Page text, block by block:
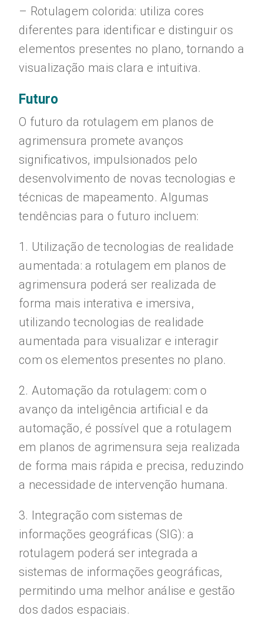
– Rotulagem colorida: utiliza cores
diferentes para identificar e distinguir os
elementos presentes no plano, tornando a
visualização mais clara e intuitiva.
Futuro
O futuro da rotulagem em planos de
agrimensura promete avanços
significativos, impulsionados pelo
desenvolvimento de novas tecnologias e
técnicas de mapeamento. Algumas
tendências para o futuro incluem:
1. Utilização de tecnologias de realidade
aumentada: a rotulagem em planos de
agrimensura poderá ser realizada de
forma mais interativa e imersiva,
utilizando tecnologias de realidade
aumentada para visualizar e interagir
com os elementos presentes no plano.
2. Automação da rotulagem: com o
avanço da inteligência artificial e da
automação, é possível que a rotulagem
em planos de agrimensura seja realizada
de forma mais rápida e precisa, reduzindo
a necessidade de intervenção humana.
3. Integração com sistemas de
informações geográficas (SIG): a
rotulagem poderá ser integrada a
sistemas de informações geográficas,
permitindo uma melhor análise e gestão
dos dados espaciais.